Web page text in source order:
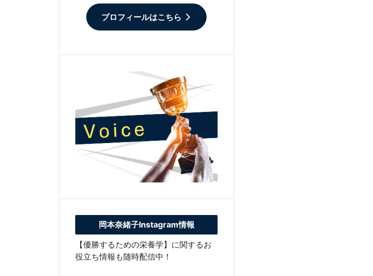
プロフィールはこちら
岡本奈緒子Instagram情報
【優勝するための栄養学】に関するお
役立ち情報も随時配信中！